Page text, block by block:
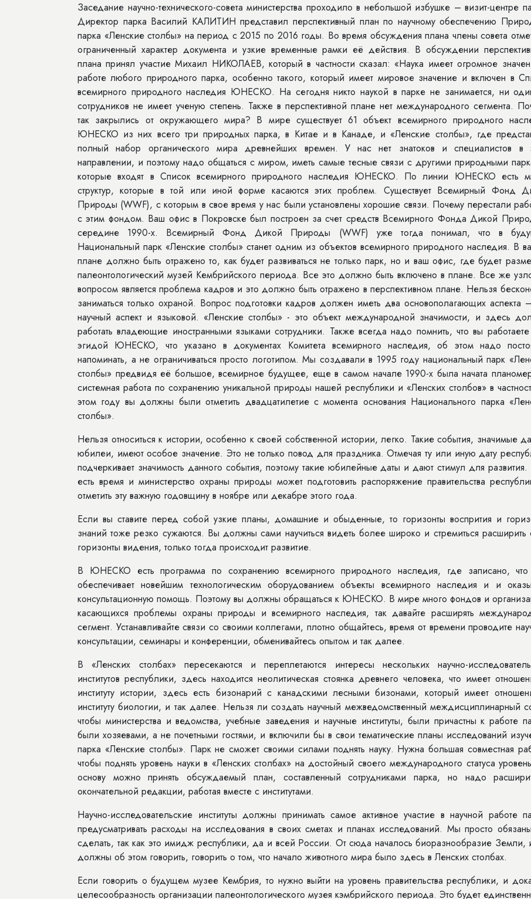
Заседание научно-технического-совета министерства проходило в небольшой избушке – визит-центре
Директор парка Василий КАЛИТИН представил перспективный план по научному обеспечению
парка «Ленские столбы» на период с 2015 по 2016 годы. Во время обсуждения плана члены совета
ограниченный характер документа и узкие временные рамки её действия. В обсуждении
плана принял участие Михаил НИКОЛАЕВ, который в частности сказал: «Наука имеет огромное
работе любого природного парка, особенно такого, который имеет мировое значение и включен в
всемирного природного наследия ЮНЕСКО. На сегодня никто наукой в парке не занимается, ни
сотрудников не имеет ученую степень. Также в перспективной плане нет международного сегмента.
так закрылись от окружающего мира? В мире существует 61 объект всемирного природного
ЮНЕСКО из них всего три природных парка, в Китае и в Канаде, и «Ленские столбы», где
полный набор органического мира древнейших времен. У нас нет знатоков и специалистов в
направлении, и поэтому надо общаться с миром, иметь самые тесные связи с другими природными
которые входят в Список всемирного природного наследия ЮНЕСКО. По линии ЮНЕСКО есть
структур, которые в той или иной форме касаются этих проблем. Существует Всемирный Фонд
Природы (WWF), с которым в свое время у нас были установлены хорошие связи. Почему перестали
с этим фондом. Ваш офис в Покровске был построен за счет средств Всемирного Фонда Дикой
середине 1990-х. Всемирный Фонд Дикой Природы (WWF) уже тогда понимал, что в
Национальный парк «Ленские столбы» станет одним из объектов всемирного природного наследия. В
плане должно быть отражено то, как будет развиваться не только парк, но и ваш офис, где будет
палеонтологический музей Кембрийского периода. Все это должно быть включено в плане. Все же
вопросом является проблема кадров и это должно быть отражено в перспективном плане. Нельзя
заниматься только охраной. Вопрос подготовки кадров должен иметь два основополагающих аспекта
научный аспект и языковой. «Ленские столбы» - это объект международной значимости, и здесь
работать владеющие иностранными языками сотрудники. Также всегда надо помнить, что вы
эгидой ЮНЕСКО, что указано в документах Комитета всемирного наследия, об этом надо
напоминать, а не ограничиваться просто логотипом. Мы создавали в 1995 году национальный парк
столбы» предвидя её большое, всемирное будущее, еще в самом начале 1990-х была начата
системная работа по сохранению уникальной природы нашей республики и «Ленских столбов» в
этом году вы должны были отметить двадцатилетие с момента основания Национального парка
столбы».
Нельзя относиться к истории, особенно к своей собственной истории, легко. Такие события, значимые
юбилеи, имеют особое значение. Это не только повод для праздника. Отмечая ту или иную дату
подчеркивает значимость данного события, поэтому такие юбилейные даты и дают стимул для
есть время и министерство охраны природы может подготовить распоряжение правительства
отметить эту важную годовщину в ноябре или декабре этого года.
Если вы ставите перед собой узкие планы, домашние и обыденные, то горизонты воспрития и
знаний тоже резко сужаются. Вы должны сами научиться видеть более широко и стремиться расширить
горизонты видения, только тогда происходит развитие.
В ЮНЕСКО есть программа по сохранению всемирного природного наследия, где записано,
обеспечивает новейшим технологическим оборудованием объекты всемирного наследия и и
консультационную помощь. Поэтому вы должны обращаться к ЮНЕСКО. В мире много фондов и
касающихся проблемы охраны природы и всемирного наследия, так давайте расширять
сегмент. Устанавливайте связи со своими коллегами, плотно общайтесь, время от времени проводите
консультации, семинары и конференции, обменивайтесь опытом и так далее.
В «Ленских столбах» пересекаются и переплетаются интересы нескольких научно-
институтов республики, здесь находится неолитическая стоянка древнего человека, что имеет
институту истории, здесь есть бизонарий с канадскими лесными бизонами, который имеет
институту биологии, и так далее. Нельзя ли создать научный межведомственный междисциплинарный
чтобы министерства и ведомства, учебные заведения и научные институты, были причастны к работе
были хозяевами, а не почетными гостями, и включили бы в свои тематические планы исследований
парка «Ленские столбы». Парк не сможет своими силами поднять науку. Нужна большая совместная
чтобы поднять уровень науки в «Ленских столбах» на достойный своего международного статуса
основу можно принять обсуждаемый план, составленный сотрудниками парка, но надо
окончательной редакции, работая вместе с институтами.
Научно-исследовательские институты должны принимать самое активное участие в научной работе
предусматривать расходы на исследования в своих сметах и планах исследований. Мы просто
сделать, так как это имидж республики, да и всей России. От сюда началось биоразнообразие Земли,
должны об этом говорить, говорить о том, что начало животного мира было здесь в Ленских столбах.
Если говорить о будущем музее Кембрия, то нужно выйти на уровень правительства республики, и
целесообразность организации палеонтологического музея кэмбрийского периода. Это будет